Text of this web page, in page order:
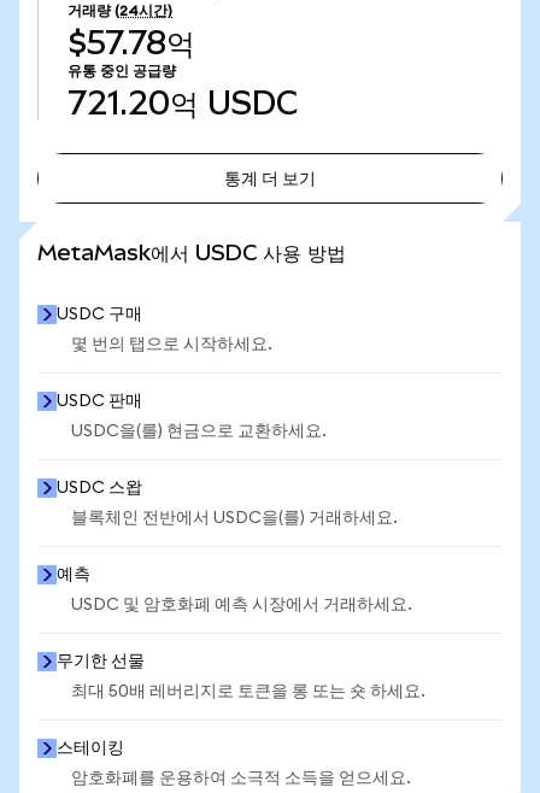
거래량 (24시간)
$57.78억
유통 중인 공급량
721.20억 USDC
통계 더 보기
MetaMask에서 USDC 사용 방법
USDC 구매
몇 번의 탭으로 시작하세요.
USDC 판매
USDC을(를) 현금으로 교환하세요.
USDC 스왑
블록체인 전반에서 USDC을(를) 거래하세요.
예측
USDC 및 암호화폐 예측 시장에서 거래하세요.
무기한 선물
최대 50배 레버리지로 토큰을 롱 또는 숏 하세요.
스테이킹
암호화폐를 운용하여 소극적 소득을 얻으세요.